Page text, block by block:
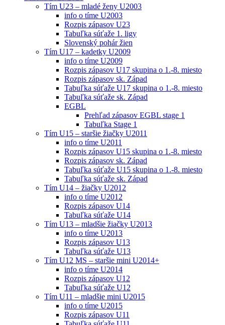
Tím U23 – mladé ženy U2003
info o tíme U2003
Rozpis zápasov U23
Tabuľka súťaže 1. ligy
Slovenský pohár žien
Tím U17 – kadetky U2009
info o tíme U2009
Rozpis zápasov U17 skupina o 1.-8. miesto
Rozpis zápasov sk. Západ
Tabuľka súťaže U17 skupina o 1.-8. miesto
Tabuľka súťaže sk. Západ
EGBL
Prehľad zápasov EGBL stage 1
Tabuľka Stage 1
Tím U15 – staršie žiačky U2011
info o tíme U2011
Rozpis zápasov U15 skupina o 1.-8. miesto
Rozpis zápasov sk. Západ
Tabuľka súťaže U15 skupina o 1.-8. miesto
Tabuľka súťaže sk. Západ
Tím U14 – žiačky U2012
info o tíme U2012
Rozpis zápasov U14
Tabuľka súťaže U14
Tím U13 – mladšie žiačky U2013
info o tíme U2013
Rozpis zápasov U13
Tabuľka súťaže U13
Tím U12 MS – staršie mini U2014+
info o tíme U2014
Rozpis zápasov U12
Tabuľka súťaže U12
Tím U11 – mladšie mini U2015
info o tíme U2015
Rozpis zápasov U11